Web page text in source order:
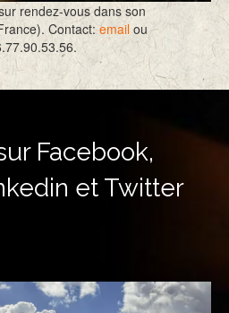
rendez-vous dans son
Contact: emailou
Facebook,
et Twitter